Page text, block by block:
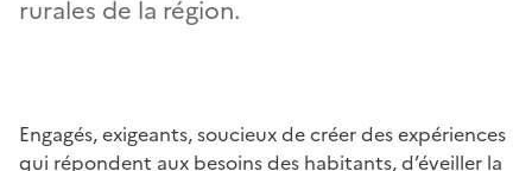
rurales de la région.
Engagés, exigeants, soucieux de créer des expériences
qui répondent aux besoins des habitants, d’éveiller la